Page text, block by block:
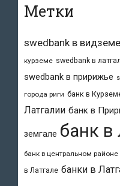
Метки
swedbank в видземе
курземе swedbank в
swedbank в пририжье
города риги банк в
Латгалии банк в
земгале банк в
банк в центральном районе
в Латгале банки в